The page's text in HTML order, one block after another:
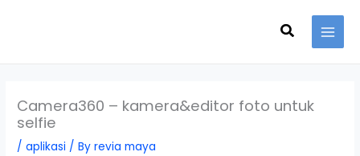
Search
Camera360 – kamera&editor foto untuk
selfie
/aplikasi / Byrevia maya